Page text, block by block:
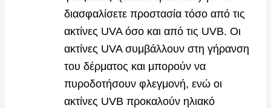
διασφαλίσετε προστασία τόσο από τις
ακτίνες UVA όσο και από τις UVB. Οι
ακτίνες UVA συμβάλλουν στη γήρανση
του δέρματος και μπορούν να
πυροδοτήσουν φλεγμονή, ενώ οι
ακτίνες UVB προκαλούν ηλιακό